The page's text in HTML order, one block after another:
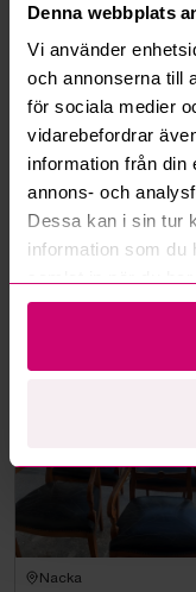
Denna webbplats
Vi använder
och annonserna till
för sociala medier
vidarebefordrar
information från din
annons- och
Dessa kan i sin tur
information som du
Mer från samma
Stort parti
Nacka